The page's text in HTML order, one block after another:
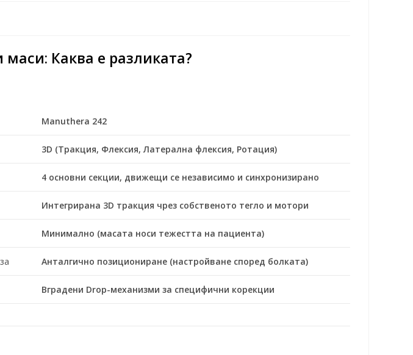
Каква е разликата?
Manuthera 242
3D (Тракция, Флексия, Латерална флексия, Ротация)
4 основни секции, движещи се независимо и синхронизирано
Интегрирана 3D тракция чрез собственото тегло и мотори
Минимално (масата носи тежестта на пациента)
Анталгично позициониране (настройване според болката)
Вградени Drop-механизми за специфични корекции